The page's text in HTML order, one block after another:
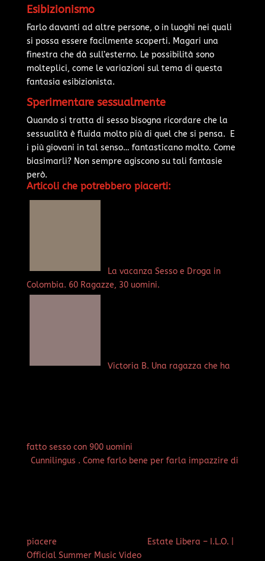
Esibizionismo
Farlo davanti ad altre persone, o in luoghi nei quali
si possa essere facilmente scoperti. Magari una
finestra che dà sull’esterno. Le possibilità sono
molteplici, come le variazioni sul tema di questa
fantasia esibizionista.
Sperimentare sessualmente
Quando si tratta di sesso bisogna ricordare che la
sessualità è fluida molto più di quel che si pensa. E
i più giovani in tal senso… fantasticano molto. Come
biasimarli? Non sempre agiscono su tali fantasie
però.
Articoli che potrebbero piacerti:
La vacanza Sesso e Droga in
Colombia. 60 Ragazze, 30 uomini.
Victoria B. Una ragazza che ha
fatto sesso con 900 uomini
Cunnilingus . Come farlo bene per farla impazzire di
piacere
Estate Libera – I.L.O. |
Official Summer Music Video